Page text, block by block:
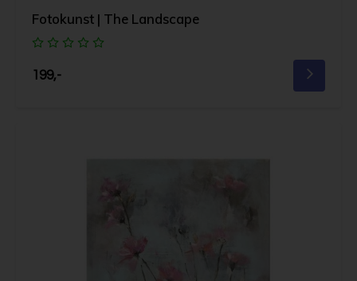
Fotokunst | The Landscape
199,-